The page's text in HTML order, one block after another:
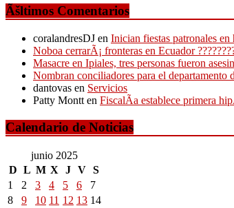
Ãšltimos Comentarios
coralandresDJ en Inician fiestas patronales
Noboa cerrarÃ¡ fronteras en Ecuador
Masacre en Ipiales, tres personas fueron
Nombran conciliadores para el
dantovas en Servicios
Patty Montten FiscalÃ­a establece primera
Calendario de Noticias
junio 2025
D L M X J V S
1
2 3 4 5 6
7
8
9 10 11 12 13 14